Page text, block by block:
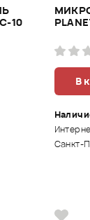
10
В
Санкт-